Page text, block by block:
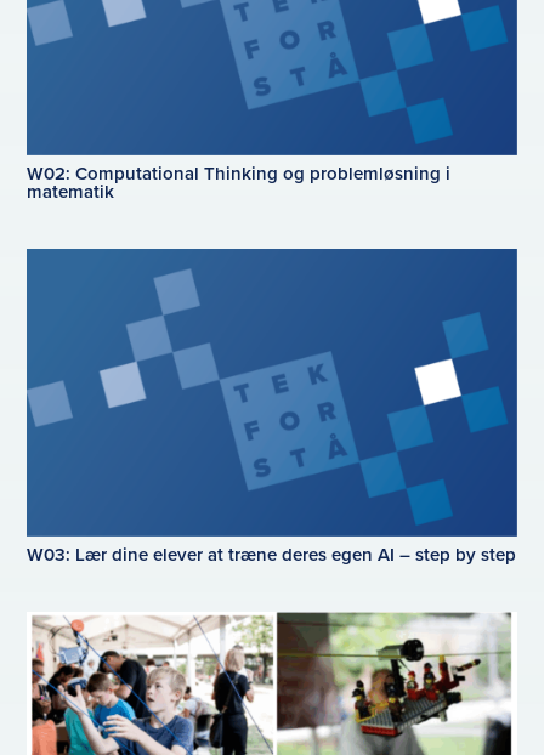
W02: Computational Thinking og problemløsning i
matematik
W03: Lær dine elever at træne deres egen AI – step by step